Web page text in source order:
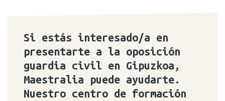
Si estás interesado/a en
presentarte a la oposición
guardia civil en Gipuzkoa,
Maestralia puede ayudarte.
Nuestro centro de formación